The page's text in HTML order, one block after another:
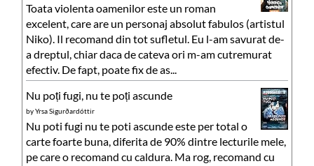
Toata violenta oamenilor este un roman
excelent, care are un personaj absolut fabulos (artistul
Niko). Il recomand din tot sufletul. Eu l-am savurat de-
a dreptul, chiar daca de cateva ori m-am cutremurat
efectiv. De fapt, poate fix de as...
Nu poți fugi, nu te poți ascunde
byYrsa Sigurðardóttir
Nu poti fugi nu te poti ascunde este per total o
carte foarte buna, diferita de 90% dintre lecturile mele,
pe care o recomand cu caldura. Ma rog, recomand cu